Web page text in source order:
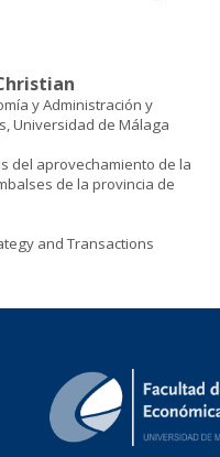
y Administración y
Universidad de Málaga
del aprovechamiento de la
de la provincia de
and Transactions